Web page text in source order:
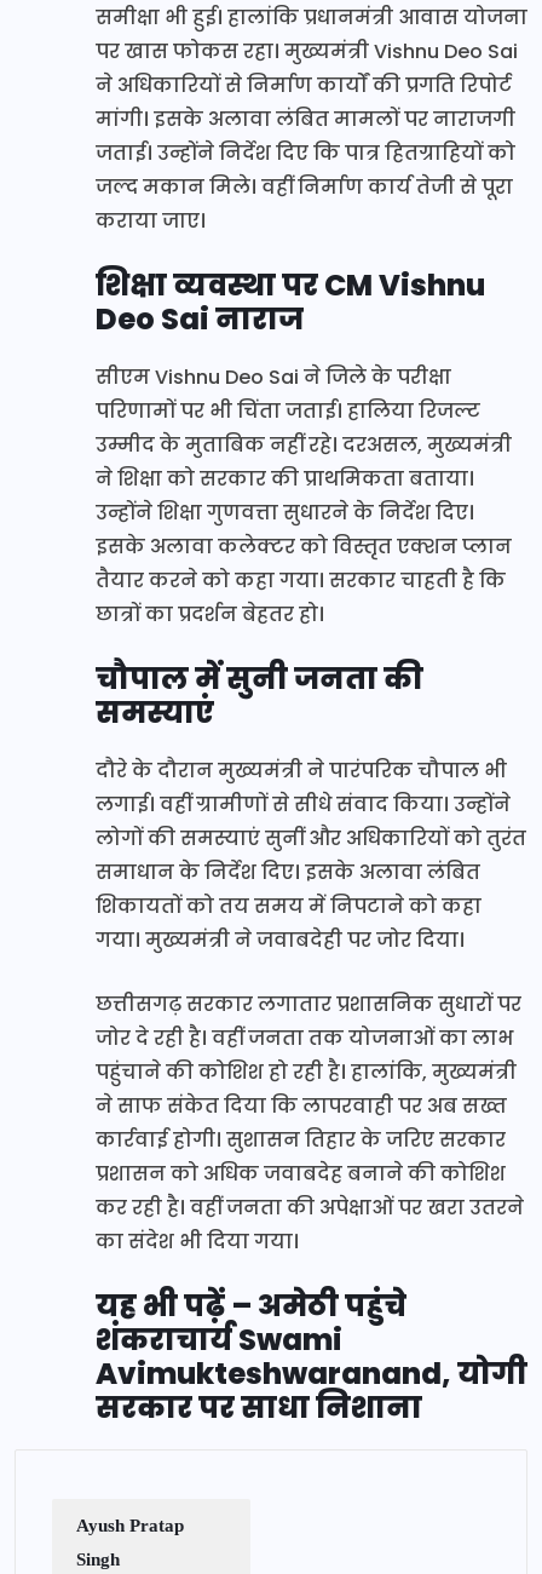
समीक्षा भी हुई। हालांकि प्रधानमंत्री आवास योजना
पर खास फोकस रहा। मुख्यमंत्री Vishnu Deo Sai
ने अधिकारियों से निर्माण कार्यों की प्रगति रिपोर्ट
मांगी। इसके अलावा लंबित मामलों पर नाराजगी
जताई। उन्होंने निर्देश दिए कि पात्र हितग्राहियों को
जल्द मकान मिले। वहीं निर्माण कार्य तेजी से पूरा
कराया जाए।
शिक्षा व्यवस्था पर CM Vishnu
Deo Sai नाराज
सीएम Vishnu Deo Sai ने जिले के परीक्षा
परिणामों पर भी चिंता जताई। हालिया रिजल्ट
उम्मीद के मुताबिक नहीं रहे। दरअसल, मुख्यमंत्री
ने शिक्षा को सरकार की प्राथमिकता बताया।
उन्होंने शिक्षा गुणवत्ता सुधारने के निर्देश दिए।
इसके अलावा कलेक्टर को विस्तृत एक्शन प्लान
तैयार करने को कहा गया। सरकार चाहती है कि
छात्रों का प्रदर्शन बेहतर हो।
चौपाल में सुनी जनता की
समस्याएं
दौरे के दौरान मुख्यमंत्री ने पारंपरिक चौपाल भी
लगाई। वहीं ग्रामीणों से सीधे संवाद किया। उन्होंने
लोगों की समस्याएं सुनीं और अधिकारियों को तुरंत
समाधान के निर्देश दिए। इसके अलावा लंबित
शिकायतों को तय समय में निपटाने को कहा
गया। मुख्यमंत्री ने जवाबदेही पर जोर दिया।
छत्तीसगढ़ सरकार लगातार प्रशासनिक सुधारों पर
जोर दे रही है। वहीं जनता तक योजनाओं का लाभ
पहुंचाने की कोशिश हो रही है। हालांकि, मुख्यमंत्री
ने साफ संकेत दिया कि लापरवाही पर अब सख्त
कार्रवाई होगी। सुशासन तिहार के जरिए सरकार
प्रशासन को अधिक जवाबदेह बनाने की कोशिश
कर रही है। वहीं जनता की अपेक्षाओं पर खरा उतरने
का संदेश भी दिया गया।
यह भी पढ़ें – अमेठी पहुंचे
शंकराचार्य Swami
Avimukteshwaranand, योगी
सरकार पर साधा निशाना
Ayush Pratap
Singh